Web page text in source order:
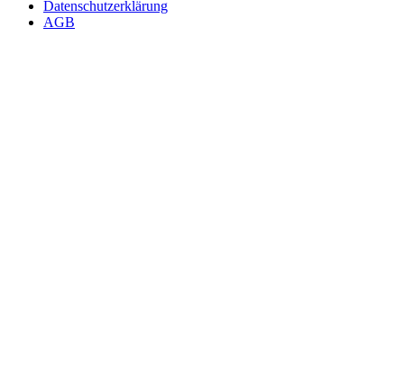
Datenschutzerklärung
AGB